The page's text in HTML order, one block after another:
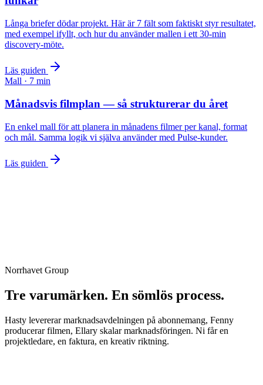
Långa briefer dödar projekt. Här är 7 fält som faktiskt styr resultatet,
med exempel ifyllt, och hur du använder mallen i ett 30-min
discovery-möte.
Läs guiden
Mall · 7 min
Månadsvis filmplan — så strukturerar du året
En enkel mall för att planera in månadens filmer per kanal, format
och mål. Samma logik vi själva använder med Pulse-kunder.
Läs guiden
Boka strategimöte
Norrhavet Group
Tre varumärken. En sömlös process.
Hasty levererar marknadsavdelningen på abonnemang, Fenny
producerar filmen, Ellary skalar marknadsföringen. Ni får en
projektledare, en faktura, en kreativ riktning.